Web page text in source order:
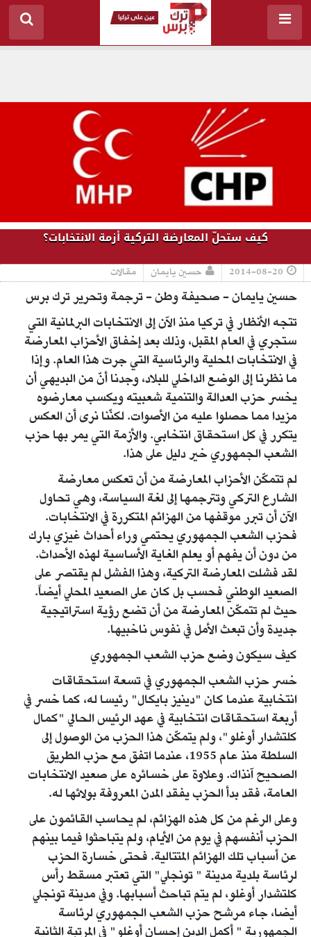
كيف ستحلّ المعارضة التركية أزمة الانتخابات؟
2014-08-20 حسين يايمان مقالات
حسين يايمان - صحيفة وطن - ترجمة وتحرير ترك برس
تتجه الأنظار في تركيا منذ الآن إلى الانتخابات البرلمانية التي
ستجري في العام المقبل، وذلك بعد إخفاق الأحزاب المعارضة
في الانتخابات المحلية والرئاسية التي جرت هذا العام. وإذا
ما نظرنا إلى الوضع الداخلي للبلاد، وجدنا أنّ من البديهي أن
يخسر حزب العدالة والتنمية شعبيته ويكسب معارضوه
مزيدا مما حصلوا عليه من الأصوات. لكنّنا نرى أن العكس
يتكرر في كل استحقاق انتخابي. والأزمة التي يمر بها حزب
الشعب الجمهوري خير دليل على هذا.
لم تتمكّن الأحزاب المعارضة من أن تعكس معارضة
الشارع التركي وتترجمها إلى لغة السياسة، وهي تحاول
الآن أن تبرر موقفها من الهزائم المتكررة في الانتخابات.
فحزب الشعب الجمهوري يحتمي وراء أحداث غيزي بارك
من دون أن يفهم أو يعلم الغاية الأساسية لهذه الأحداث.
لقد فشلت المعارضة التركية، وهذا الفشل لم يقتصر على
الصعيد الوطني فحسب بل كان على الصعيد المحلي أيضاً.
حيث لم تتمكّن المعارضة من أن تضع رؤية استراتيجية
جديدة وأن تبعث الأمل في نفوس ناخبيها.
كيف سيكون وضع حزب الشعب الجمهوري
خسر حزب الشعب الجمهوري في تسعة استحقاقات
انتخابية عندما كان "دينيز بايكال" رئيسا له، كما خسر في
أربعة استحقاقات انتخابية في عهد الرئيس الحالي "كمال
كلتشدار أوغلو"، ولم يتمكّن هذا الحزب من الوصول إلى
السلطة منذ عام 1955، عندما اتفق مع حزب الطريق
الصحيح آنذاك. وعلاوة على خسائره على صعيد الانتخابات
العامة، فقد بدأ الحزب يفقد المدن المعروفة بولائها له.
وعلى الرغم من كل هذه الهزائم، لم يحاسب القائمون على
الحزب أنفسهم في يوم من الأيام، ولم يتباحثوا فيما بينهم
عن أسباب تلك الهزائم المتتالية. فحتى خسارة الحزب
لرئاسة بلدية مدينة " تونجلي" التي تعتبر مسقط رأس
كلتشدار أوغلو، لم يتم تباحث أسبابها. وفي مدينة تونجلي
أيضا، جاء مرشح حزب الشعب الجمهوري لرئاسة